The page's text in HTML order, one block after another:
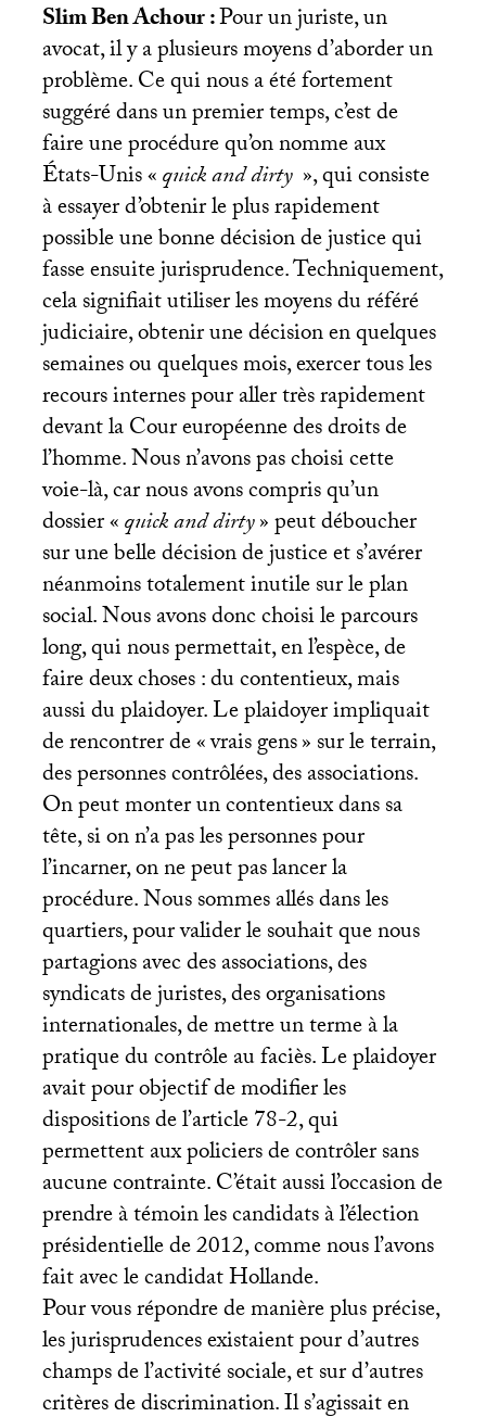
Slim Ben Achour :Pour un juriste, un
avocat, il y a plusieurs moyens d’aborder un
problème. Ce qui nous a été fortement
suggéré dans un premier temps, c’est de
faire une procédure qu’on nomme aux
États-Unis «quick and dirty », qui consiste
à essayer d’obtenir le plus rapidement
possible une bonne décision de justice qui
fasse ensuite jurisprudence. Techniquement,
cela signifiait utiliser les moyens du référé
judiciaire, obtenir une décision en quelques
semaines ou quelques mois, exercer tous les
recours internes pour aller très rapidement
devant la Cour européenne des droits de
l’homme. Nous n’avons pas choisi cette
voie-là, car nous avons compris qu’un
dossier «quick and dirty» peut déboucher
sur une belle décision de justice et s’avérer
néanmoins totalement inutile sur le plan
social. Nous avons donc choisi le parcours
long, qui nous permettait, en l’espèce, de
faire deux choses : du contentieux, mais
aussi du plaidoyer. Le plaidoyer impliquait
de rencontrer de «vrais gens» sur le terrain,
des personnes contrôlées, des associations.
On peut monter un contentieux dans sa
tête, si on n’a pas les personnes pour
l’incarner, on ne peut pas lancer la
procédure. Nous sommes allés dans les
quartiers, pour valider le souhait que nous
partagions avec des associations, des
syndicats de juristes, des organisations
internationales, de mettre un terme à la
pratique du contrôle au faciès. Le plaidoyer
avait pour objectif de modifier les
dispositions de l’article 78-2, qui
permettent aux policiers de contrôler sans
aucune contrainte. C’était aussi l’occasion de
prendre à témoin les candidats à l’élection
présidentielle de 2012, comme nous l’avons
fait avec le candidat Hollande.
Pour vous répondre de manière plus précise,
les jurisprudences existaient pour d’autres
champs de l’activité sociale, et sur d’autres
critères de discrimination. Il s’agissait en